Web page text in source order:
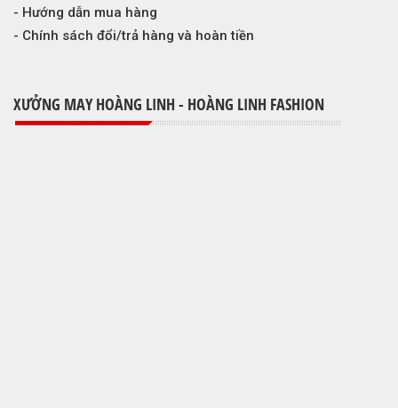
- Hướng dẫn mua hàng
- Chính sách đổi/trả hàng và hoàn tiền
XƯỞNG MAY HOÀNG LINH - HOÀNG LINH FASHION